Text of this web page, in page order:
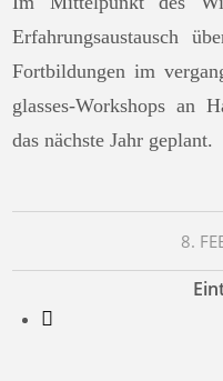
Erfahrungsaustausch
Fortbildungen im
glasses-Workshops an
das nächste Jahr geplant.
8.